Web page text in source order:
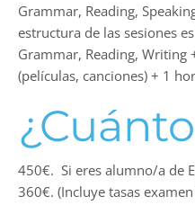
Grammar, Reading,
estructura de las sesiones
Grammar, Reading, Writing
(películas, canciones) + 1
450€. Si eres alumno/a de
360€. (Incluye tasas